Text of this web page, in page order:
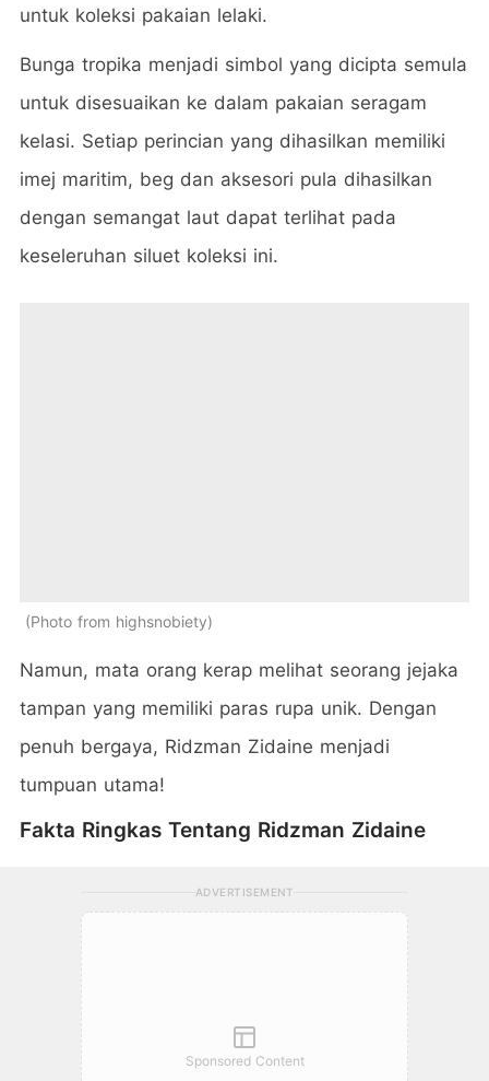
untuk koleksi pakaian lelaki.
Bunga tropika menjadi simbol yang dicipta semula
untuk disesuaikan ke dalam pakaian seragam
kelasi. Setiap perincian yang dihasilkan memiliki
imej maritim, beg dan aksesori pula dihasilkan
dengan semangat laut dapat terlihat pada
keseleruhan siluet koleksi ini.
Photo from highsnobiety
Namun, mata orang kerap melihat seorang jejaka
tampan yang memiliki paras rupa unik. Dengan
penuh bergaya, Ridzman Zidaine menjadi
tumpuan utama!
Fakta Ringkas Tentang Ridzman Zidaine
ADVERTISEMENT
Sponsored Content